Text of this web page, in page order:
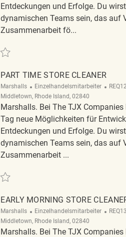
Entdeckungen und Erfolge. Du
dynamischen Teams sein, das auf
Zusammenarbeit fö...
Retten Cleaner REQ137567
PART TIME STORE CLEANER
Marshalls Kategorie
Einzelhandelsmitarbeiter ReqId
Middletown, Rhode Island, 02840
Marshalls. Bei The TJX Companies
Tag neue Möglichkeiten für
Entdeckungen und Erfolge. Du
dynamischen Teams sein, das auf
Zusammenarbeit ...
EARLY MORNING STORE
Marshalls Kategorie
Einzelhandelsmitarbeiter ReqId
Middletown, Rhode Island, 02840
Marshalls. Bei The TJX Companies